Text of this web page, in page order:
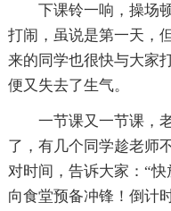
下课铃一响，操场
打闹，虽说是第一天，
来的同学也很快与大家
便又失去了生气。
一节课又一节课，
了，有几个同学趁老师
对时间，告诉大家：“
向食堂预备冲锋！倒计